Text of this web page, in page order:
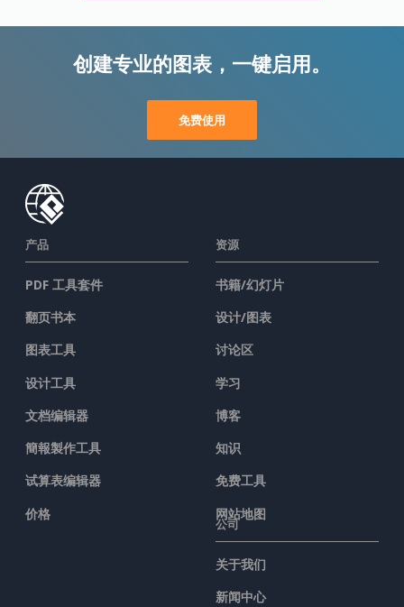
创建专业的图表，一键启用。
免费使用
产品
PDF 工具套件
翻页书本
图表工具
设计工具
文档编辑器
簡報製作工具
试算表编辑器
价格
资源
书籍/幻灯片
设计/图表
讨论区
学习
博客
知识
免费工具
网站地图
公司
关于我们
新闻中心